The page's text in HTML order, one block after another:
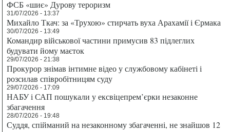
ФСБ «шиє» Дурову тероризм
31/07/2026 - 13:37
Михайло Ткач: за «Трухою» стирчать вуха Арахамії і Єрмака
30/07/2026 - 13:49
Командир військової частини примусив 83 підлеглих
будувати йому маєток
29/07/2026 - 21:38
Прокурор знімав інтимне відео у службовому кабінеті і
розсилав співробітницям суду
29/07/2026 - 17:09
НАБУ і САП пошукали у ексвіцепрем’єрки незаконне
збагачення
28/07/2026 - 19:48
Суддя, спійманий на незаконному збагаченні, не знайшов 12